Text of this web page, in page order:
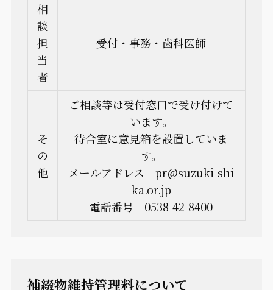
相
談
担
当
者
受付・事務・歯科医師
そ
の
他
ご相談等は受付窓口で受け付けて
います。
待合室に意見箱を設置していま
す。
メールアドレス pr@suzuki-shi
ka.or.jp
電話番号 0538-42-8400
補綴物維持管理料について